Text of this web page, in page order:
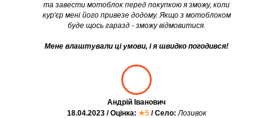
та завести мотоблок перед покупкою я зможу, коли
кур'єр мені його привезе додому. Якщо з мотоблоком
буде щось гаразд - зможу відмовитися.
Мене влаштували ці умови, і я швидко погодився!
Андрій Іванович
18.04.2023 / Оцінка: ★5 / Село: Лозивок